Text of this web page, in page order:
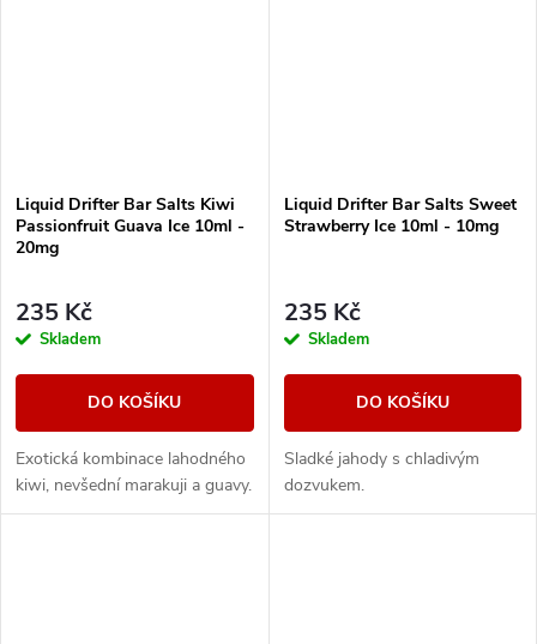
Liquid Drifter Bar Salts Kiwi
Passionfruit Guava Ice 10ml -
20mg
235 Kč
Skladem
DO KOŠÍKU
Exotická kombinace lahodného
kiwi, nevšední marakuji a guavy.
Liquid Drifter Bar Salts Sweet
Strawberry Ice 10ml - 10mg
235 Kč
Skladem
DO KOŠÍKU
Sladké jahody s chladivým
dozvukem.